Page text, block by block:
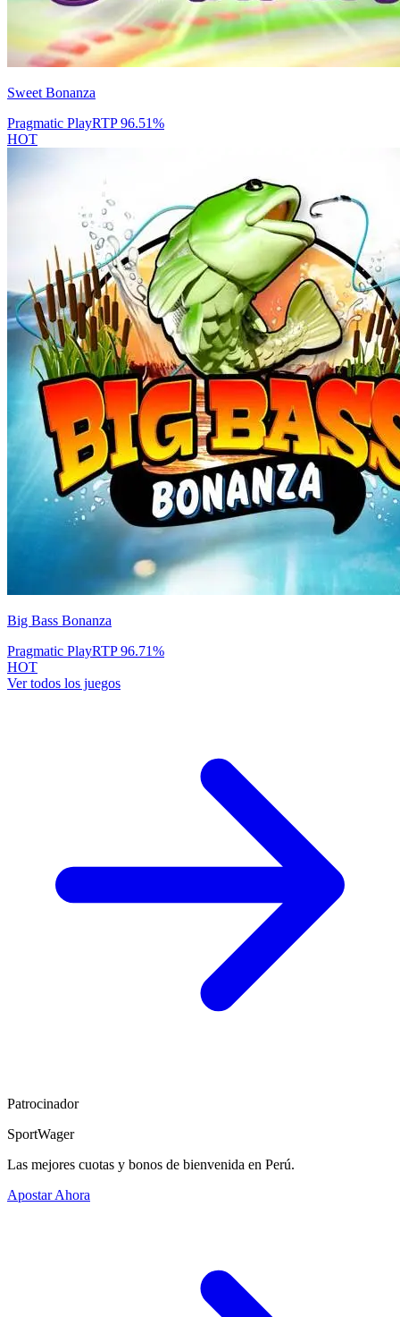
Sweet Bonanza
Pragmatic PlayRTP96.51%
HOT
Big Bass Bonanza
Pragmatic PlayRTP96.71%
HOT
Ver todos los juegos
Patrocinador
SportWager
Las mejores cuotas y bonos de bienvenida en Perú.
Apostar Ahora